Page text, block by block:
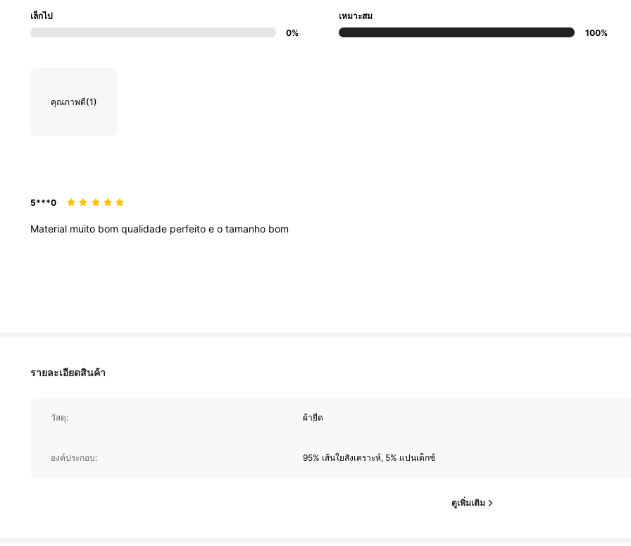
เล็กไป
0%
เหมาะสม
100%
คุณภาพดี(1)
5***0
Material muito bom qualidade perfeito e o tamanho bom
รายละเอียดสินค้า
วัสดุ: ผ้ายืด
องค์ประกอบ: 95% เส้นใยสังเคราะห์, 5% แปนเด็กซ์
ดูเพิ่มเติม